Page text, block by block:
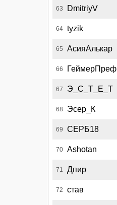
63 DmitriyV
64 tyzik
65 АсияАлькар
66 ГеймерПреф
67 Э_С_Т_Е_Т
68 Эсер_К
69 СЕРБ18
70 Ashotan
71 Дпир
72 став